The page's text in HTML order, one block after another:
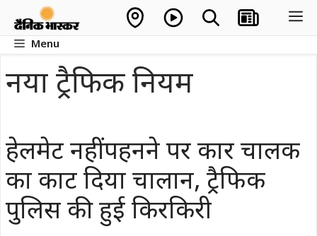
contentMenu
नया ट्रैफिक नियम
हेलमेट नहीं पहनने पर कार चालक
का काट दिया चालान, ट्रैफिक
पुलिस की हुई किरकिरी